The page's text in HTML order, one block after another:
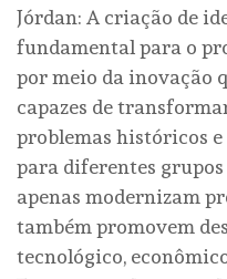
Jórdan: A criação de
fundamental para o
por meio da inovação
capazes de
problemas históricos
para diferentes
apenas modernizam
também promovem
tecnológico,